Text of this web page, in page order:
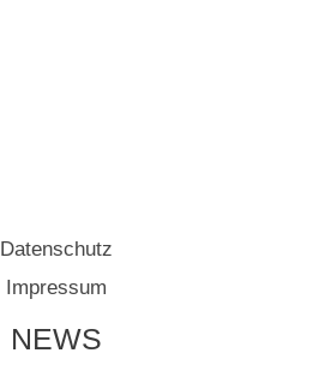
Datenschutz
Impressum
NEWS